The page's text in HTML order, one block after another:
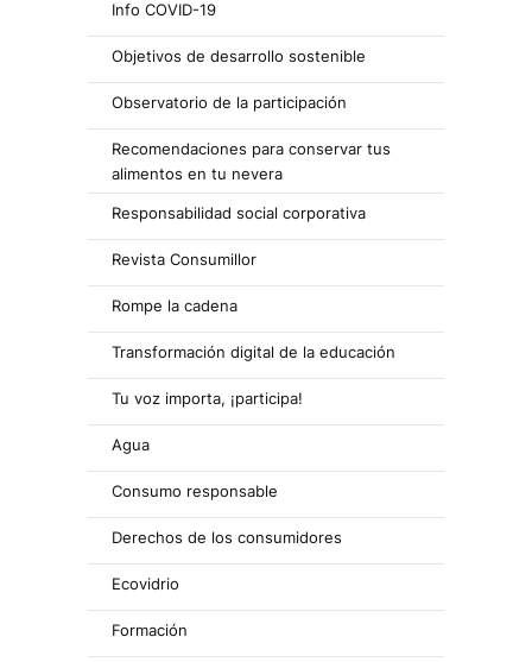
Info COVID-19
Objetivos de desarrollo sostenible
Observatorio de la participación
Recomendaciones para conservar tus
alimentos en tu nevera
Responsabilidad social corporativa
Revista Consumillor
Rompe la cadena
Transformación digital de la educación
Tu voz importa, ¡participa!
Agua
Consumo responsable
Derechos de los consumidores
Ecovidrio
Formación